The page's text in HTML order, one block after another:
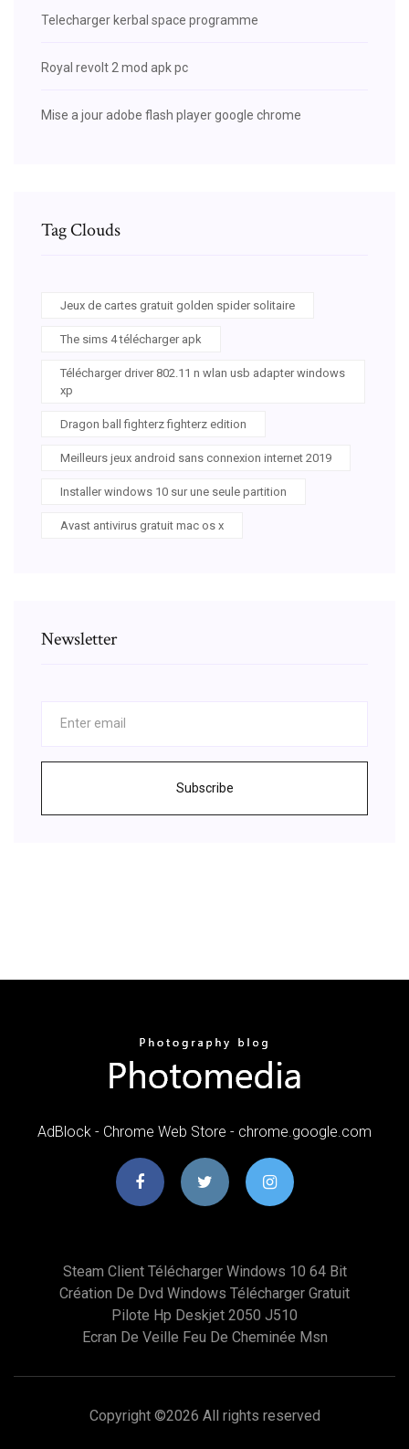
Telecharger kerbal space programme
Royal revolt 2 mod apk pc
Mise a jour adobe flash player google chrome
Tag Clouds
Jeux de cartes gratuit golden spider solitaire
The sims 4 télécharger apk
Télécharger driver 802.11 n wlan usb adapter windows
xp
Dragon ball fighterz fighterz edition
Meilleurs jeux android sans connexion internet 2019
Installer windows 10 sur une seule partition
Avast antivirus gratuit mac os x
Newsletter
Subscribe
AdBlock - Chrome Web Store - chrome.google.com
Steam Client Télécharger Windows 10 64 Bit
Création De Dvd Windows Télécharger Gratuit
Pilote Hp Deskjet 2050 J510
Ecran De Veille Feu De Cheminée Msn
Copyright ©2026 All rights reserved